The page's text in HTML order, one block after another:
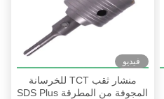
فيديو
منشار ثقب TCT للخرسانة
المجوفة من المطرقة SDS Plus